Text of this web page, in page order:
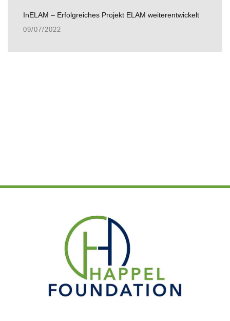
InELAM – Erfolgreiches Projekt ELAM weiterentwickelt
09/07/2022